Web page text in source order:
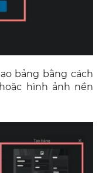
bảng bằng cách
hình ảnh nền